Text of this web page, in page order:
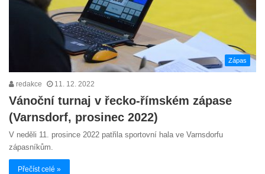
Zápas
redakce 11. 12. 2022
Vánoční turnaj v řecko-římském zápase
(Varnsdorf, prosinec 2022)
V neděli 11. prosince 2022 patřila sportovní hala ve Varnsdorfu
zápasníkům.
Přečíst celé »